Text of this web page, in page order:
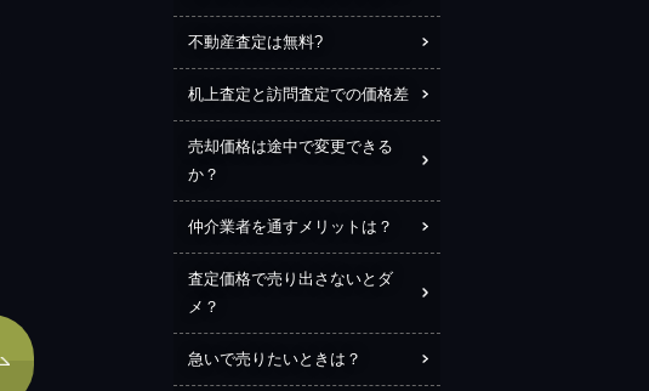
不動産査定は無料?
机上査定と訪問査定での価格差
売却価格は途中で変更できる
か？
仲介業者を通すメリットは？
査定価格で売り出さないとダ
メ？
急いで売りたいときは？